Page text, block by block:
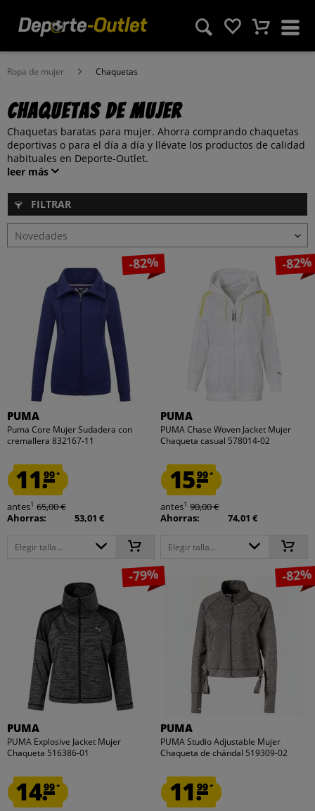
Ropa de mujer Chaquetas
Chaquetas de mujer
Chaquetas baratas para mujer. Ahorra comprando chaquetas
deportivas o para el día a día y llévate los productos de calidad
habituales en Deporte-Outlet.
leer más
FILTRAR
-82%
PUMA
Puma Core Mujer Sudadera con
cremallera 832167-11
11.99*
antes1 65,00 €
Ahorras:
53,01 €
Elegir talla...
-82%
PUMA
PUMA Chase Woven Jacket Mujer
Chaqueta casual 578014-02
15.99*
antes1 90,00 €
Ahorras:
74,01 €
Elegir talla...
-79%
PUMA
PUMA Explosive Jacket Mujer
Chaqueta 516386-01
14.99*
-82%
PUMA
PUMA Studio Adjustable Mujer
Chaqueta de chándal 519309-02
11.99*